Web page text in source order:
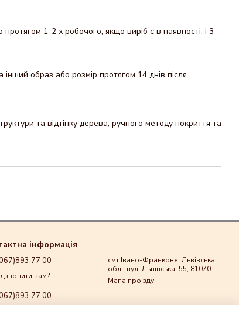
1-2 х робочого, якщо виріб є в наявності, і 3-
образ або розмір протягом 14 днів після
та відтінку дерева, ручного методу покриття та
інформація
77 00
вам?
77 00
смт.Івано-Франкове, Львівська
обл., вул. Львівська, 55, 81070
Мапа проїзду